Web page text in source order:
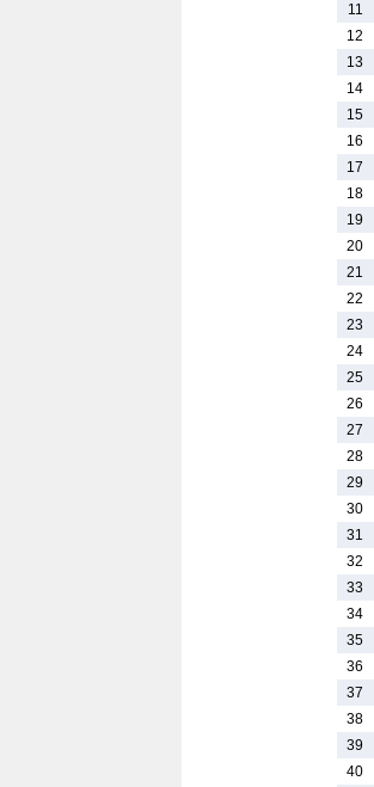
11
12
13
14
15
16
17
18
19
20
21
22
23
24
25
26
27
28
29
30
31
32
33
34
35
36
37
38
39
40